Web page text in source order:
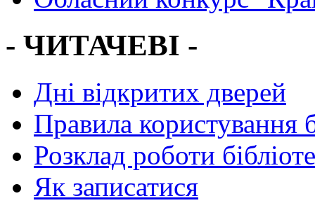
- ЧИТАЧЕВІ -
Дні відкритих дверей
Правила користування
Розклад роботи
Як записатися